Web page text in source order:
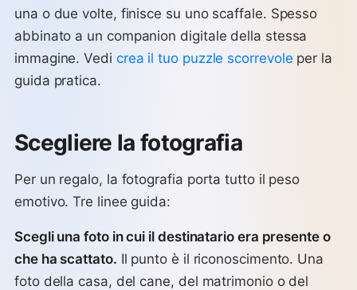
una o due volte, finisce su uno scaffale. Spesso
abbinato a un companion digitale della stessa
immagine. Vedi crea il tuo puzzle scorrevole per la
guida pratica.
Scegliere la fotografia
Per un regalo, la fotografia porta tutto il peso
emotivo. Tre linee guida:
Scegli una foto in cui il destinatario era presente o
che ha scattato. Il punto è il riconoscimento. Una
foto della casa, del cane, del matrimonio o del